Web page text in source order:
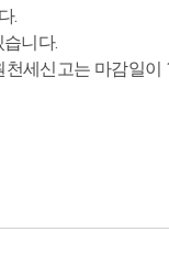
.
니다.
세신고는 마감일이